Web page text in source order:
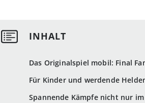
Das Originalspiel mobil: Final
Für Kinder und werdende
Spannende Kämpfe nicht nur